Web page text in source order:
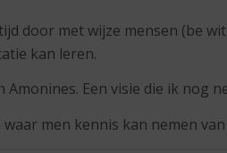
door met wijze mensen (be
kan leren.
Een visie die ik nog
men kennis kan nemen van